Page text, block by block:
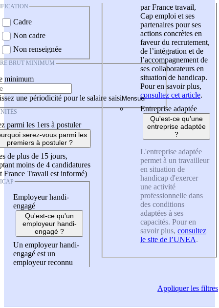
Cadre
Non cadre
Non renseignée
BRUT MINIMUM
minimum
une périodicité pour le salaire saisi
parmi les 1ers à postuler
serez-vous parmi les
premiers à postuler ?
de plus de 15 jours,
moins de 4 candidatures
France Travail est informé)
Employeur handi-
engagé
Qu'est-ce qu'un
employeur handi-
engagé ?
Un employeur handi-
engagé est un
employeur reconnu
par France travail,
Cap emploi et ses
partenaires pour ses
actions concrètes en
faveur du recrutement,
de l’intégration et de
l’accompagnement de
ses collaborateurs en
situation de handicap.
Pour en savoir plus,
consultez cet article.
Entreprise adaptée
Qu'est-ce qu'une
entreprise adaptée
?
L'entreprise adaptée
permet à un travailleur
en situation de
handicap d'exercer
une activité
professionnelle dans
des conditions
adaptées à ses
capacités. Pour en
savoir plus, consultez
le site de l’UNEA.
Appliquerles filtres